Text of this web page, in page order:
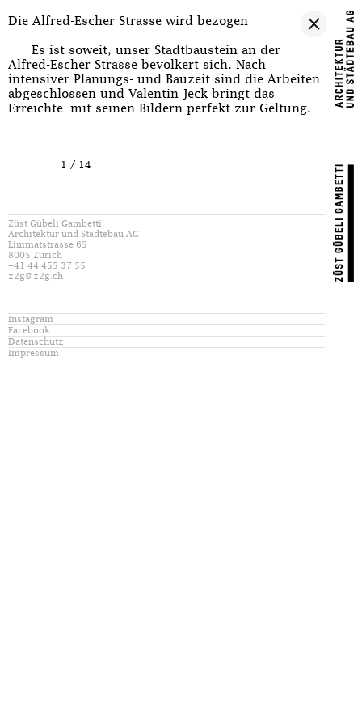
Die Alfred-Escher Strasse wird bezogen
Es ist soweit, unser Stadtbaustein an der
Alfred-Escher Strasse bevölkert sich. Nach
intensiver Planungs- und Bauzeit sind die Arbeiten
abgeschlossen und Valentin Jeck bringt das
Erreichte mit seinen Bildern perfekt zur Geltung.
1 / 14
Züst Gübeli Gambetti
Architektur und Städtebau AG
Limmatstrasse 65
8005 Zürich
+41 44 455 37 55
z2g@z2g.ch
Instagram
Facebook
Datenschutz
Impressum